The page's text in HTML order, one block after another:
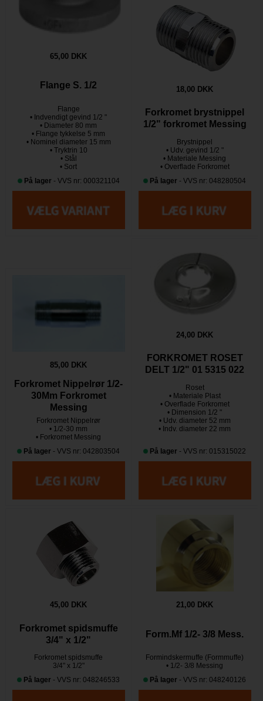
65,00 DKK
Flange S. 1/2
Flange
• Indvendigt gevind 1/2 "
• Diameter 80 mm
• Flange tykkelse 5 mm
• Nominel diameter 15 mm
• Tryktrin 10
• Stål
• Sort
På lager - VVS nr: 000321104
18,00 DKK
Forkromet brystnippel
1/2" forkromet Messing
Brystnippel
• Udv. gevind 1/2 "
• Materiale Messing
• Overflade Forkromet
På lager - VVS nr: 048280504
85,00 DKK
Forkromet Nippelrør 1/2-
30Mm Forkromet
Messing
Forkromet Nippelrør
• 1/2-30 mm
• Forkromet Messing
På lager - VVS nr: 042803504
24,00 DKK
FORKROMET ROSET
DELT 1/2" 01 5315 022
Roset
• Materiale Plast
• Overflade Forkromet
• Dimension 1/2 "
• Udv. diameter 52 mm
• Indv. diameter 22 mm
På lager - VVS nr: 015315022
45,00 DKK
Forkromet spidsmuffe
3/4" x 1/2"
Forkromet spidsmuffe
3/4" x 1/2"
På lager - VVS nr: 048246533
21,00 DKK
Form.Mf 1/2- 3/8 Mess.
Formindskermuffe (Formmuffe)
• 1/2- 3/8 Messing
På lager - VVS nr: 048240126